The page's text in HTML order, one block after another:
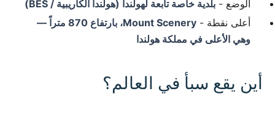
الوضع - بلدية خاصة تابعة لهولندا (هولندا الكاريبية / BES)
أعلى نقطة -
Mount Scenery، بارتفاع 870 متراً —
وهي الأعلى في مملكة هولندا
أين يقع سبأ في العالم؟